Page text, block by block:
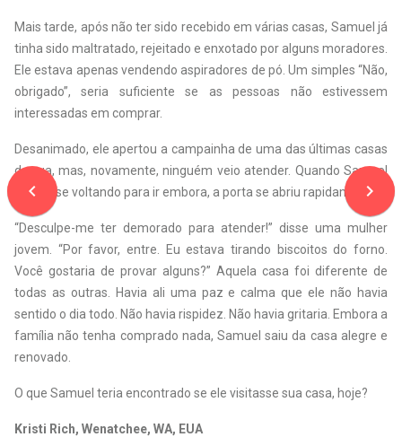
navigate_before
Mais tarde, após não ter sido recebido em várias casas, Samuel já
tinha sido maltratado, rejeitado e enxotado por alguns moradores.
Ele estava apenas vendendo aspiradores de pó. Um simples “Não,
obrigado”, seria suficiente se as pessoas não estivessem
interessadas em comprar.
Desanimado, ele apertou a campainha de uma das últimas casas
da rua, mas, novamente, ninguém veio atender. Quando Samuel
estava se voltando para ir embora, a porta se abriu rapidamente.
“Desculpe-me ter demorado para atender!” disse uma mulher
jovem. “Por favor, entre. Eu estava tirando biscoitos do forno.
Você gostaria de provar alguns?” Aquela casa foi diferente de
todas as outras. Havia ali uma paz e calma que ele não havia
sentido o dia todo. Não havia rispidez. Não havia gritaria. Embora a
família não tenha comprado nada, Samuel saiu da casa alegre e
renovado.
O que Samuel teria encontrado se ele visitasse sua casa, hoje?
Kristi Rich, Wenatchee, WA, EUA
navigate_next